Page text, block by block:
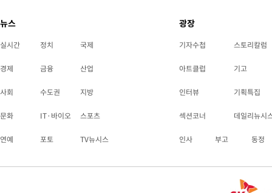
뉴스
실시간 정치 국제
경제 금융 산업
사회 수도권 지방
문화 IT·바이오 스포츠
연예 포토 TV뉴시스
광장
기자수첩 스토리칼럼
아트클럽 기고
인터뷰 기획특집
섹션코너 데일리뉴시
인사 부고 동정